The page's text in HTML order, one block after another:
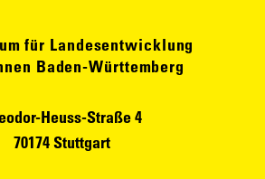
für Landesentwicklung
Baden-Württemberg
Heuss-Straße 4
70174 Stuttgart